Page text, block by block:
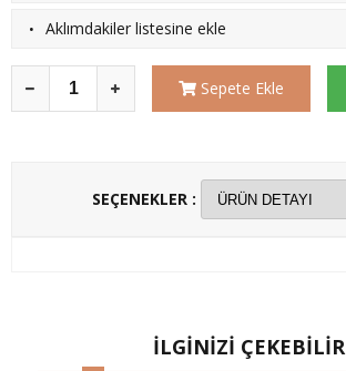
· Aklımdakiler listesine ekle
Sepete Ekle
SEÇENEKLER :
İLGİNİZİ ÇEKEBİLİR